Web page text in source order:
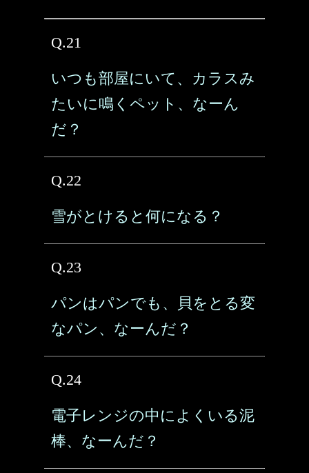
Q.21
いつも部屋にいて、カラスみ
たいに鳴くペット、なーん
だ？
Q.22
雪がとけると何になる？
Q.23
パンはパンでも、貝をとる変
なパン、なーんだ？
Q.24
電子レンジの中によくいる泥
棒、なーんだ？